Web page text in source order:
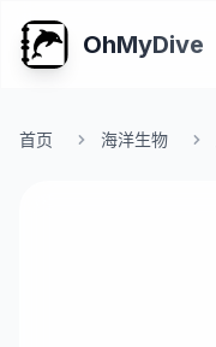
OhMyDive
首页 海洋生物